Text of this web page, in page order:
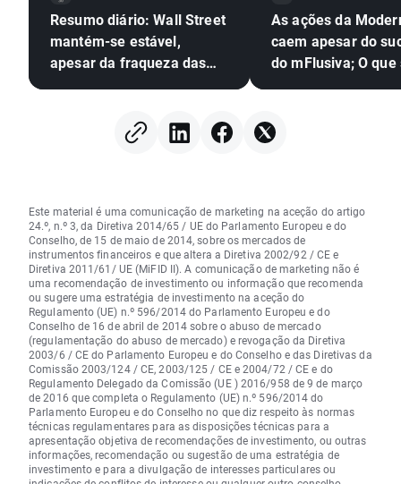
Resumo diário: Wall Street
mantém-se estável,
apesar da fraqueza das
preço do petróleo
As ações da
caem apesar do
do mFlusiva; O que
ARNm?
Este material é uma comunicação de marketing na aceção do artigo
24.º, n.º 3, da Diretiva 2014/65 / UE do Parlamento Europeu e do
Conselho, de 15 de maio de 2014, sobre os mercados de
instrumentos financeiros e que altera a Diretiva 2002/92 / CE e
Diretiva 2011/61/ UE (MiFID II). A comunicação de marketing não é
uma recomendação de investimento ou informação que recomenda
ou sugere uma estratégia de investimento na aceção do
Regulamento (UE) n.º 596/2014 do Parlamento Europeu e do
Conselho de 16 de abril de 2014 sobre o abuso de mercado
(regulamentação do abuso de mercado) e revogação da Diretiva
2003/6 / CE do Parlamento Europeu e do Conselho e das Diretivas da
Comissão 2003/124 / CE, 2003/125 / CE e 2004/72 / CE e do
Regulamento Delegado da Comissão (UE ) 2016/958 de 9 de março
de 2016 que completa o Regulamento (UE) n.º 596/2014 do
Parlamento Europeu e do Conselho no que diz respeito às normas
técnicas regulamentares para as disposições técnicas para a
apresentação objetiva de recomendações de investimento, ou outras
informações, recomendação ou sugestão de uma estratégia de
investimento e para a divulgação de interesses particulares ou